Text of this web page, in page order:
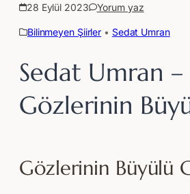
28 Eylül 2023 Yorum yaz
Bilinmeyen Şiirler • Sedat Umran
Sedat Umran –
Gözlerinin
Gözlerinin Büyülü